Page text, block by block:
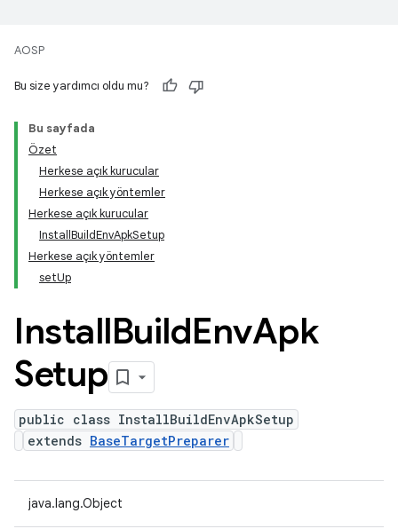
AOSP
Bu size yardımcı oldu mu?
Bu sayfada
Özet
Herkese açık kurucular
Herkese açık yöntemler
Herkese açık kurucular
InstallBuildEnvApkSetup
Herkese açık yöntemler
setUp
InstallBuildEnvApk
Setup
public class InstallBuildEnvApkSetup
extends BaseTargetPreparer
java.lang.Object